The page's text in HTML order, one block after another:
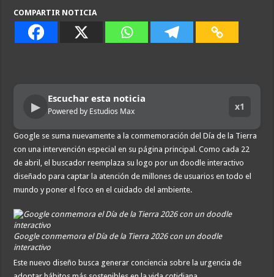
COMPARTIR NOTICIA
▶
Escuchar esta noticia
Powered by Estudios Max x1
Google se suma nuevamente a la conmemoración del Día de la Tierra
con una intervención especial en su página principal. Como cada 22
de abril, el buscador reemplaza su logo por un doodle interactivo
diseñado para captar la atención de millones de usuarios en todo el
mundo y poner el foco en el cuidado del ambiente.
Google conmemora el Día de la Tierra 2026 con un doodle
interactivo
Este nuevo diseño busca generar conciencia sobre la urgencia de